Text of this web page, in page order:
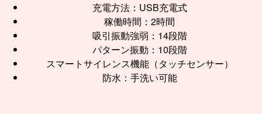
充電方法：USB充電式
稼働時間：2時間
吸引振動強弱：14段階
パターン振動：10段階
スマートサイレンス機能（タッチセンサー）
防水：手洗い可能